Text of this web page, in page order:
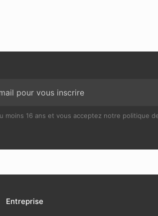
moins 16 ans et vous acceptez notre politique
Entreprise